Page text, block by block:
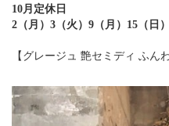
10月定休日
2（月）3（火）9（月）15（日
【グレージュ 艶セミディ ふん